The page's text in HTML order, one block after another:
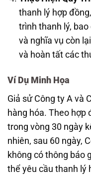
thanh lý hợp
trình thanh lý,
và nghĩa vụ còn
và hoàn tất các
Ví Dụ Minh Họa
Giả sử Công ty A và
hàng hóa. Theo hợp
trong vòng 30 ngày
nhiên, sau 60 ngày,
không có thông báo
thể yêu cầu thanh lý